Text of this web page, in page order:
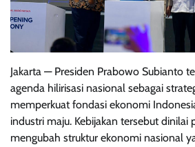
Jakarta — Presiden Prabowo Subianto
agenda hilirisasi nasional sebagai
memperkuat fondasi ekonomi
industri maju. Kebijakan tersebut dinilai
mengubah struktur ekonomi nasional